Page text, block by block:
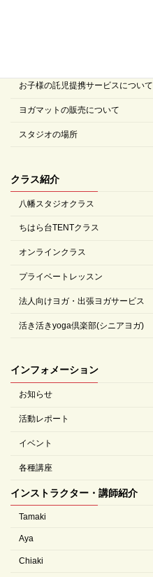
お子様の託児提携サービスについて
ヨガマットの販売について
スタジオの場所
クラス紹介
八幡スタジオクラス
ちはら台TENTクラス
オンラインクラス
プライベートレッスン
法人向けヨガ・出張ヨガサービス
活き活きyoga倶楽部(シニアヨガ)
インフォメーション
お知らせ
活動レポート
イベント
各種講座
インストラクター・講師紹介
Tamaki
Aya
Chiaki